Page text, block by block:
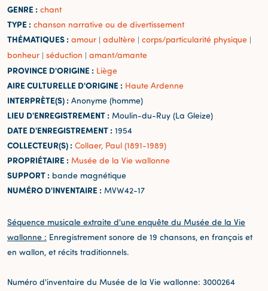
GENRE : chant
TYPE : chanson narrative ou de divertissement
THÉMATIQUES : amour | adultère | corps/particularité physique |
bonheur | séduction | amant/amante
PROVINCE D'ORIGINE : Liège
AIRE CULTURELLE D'ORIGINE : Haute Ardenne
INTERPRÈTE(S) : Anonyme (homme)
LIEU D'ENREGISTREMENT : Moulin-du-Ruy (La Gleize)
DATE D'ENREGISTREMENT : 1954
COLLECTEUR(S) : Collaer, Paul (1891-1989)
PROPRIÉTAIRE : Musée de la Vie wallonne
SUPPORT : bande magnétique
NUMÉRO D'INVENTAIRE : MVW42-17
Séquence musicale extraite d'une enquête du Musée de la Vie
wallonne : Enregistrement sonore de 19 chansons, en français et
en wallon, et récits traditionnels.
Numéro d'inventaire du Musée de la Vie wallonne: 3000264